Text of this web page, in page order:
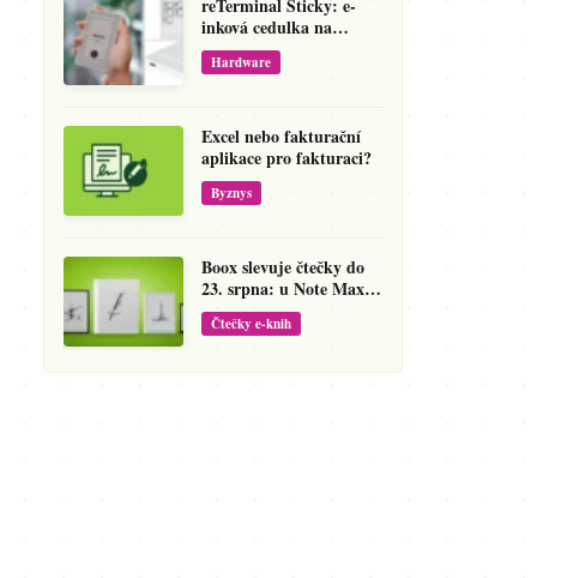
reTerminal Sticky: e-
inková cedulka na
ledničku, která přepíše
váš hlas na vzkaz
Hardware
Excel nebo fakturační
aplikace pro fakturaci?
Byznys
Boox slevuje čtečky do
23. srpna: u Note Maxu
jde cena dolů o 138 eur
Čtečky e-knih